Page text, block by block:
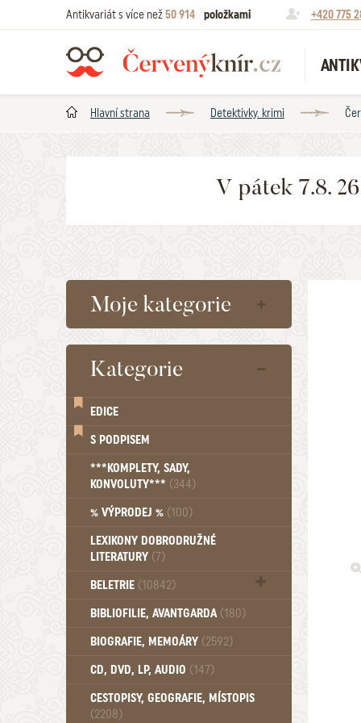
Antikvariát s více než50 914 položkami +420 775
Hlavní strana Detektivky. krimi
V pátek 7.8.
Moje kategorie
Kategorie
EDICE
S PODPISEM
***KOMPLETY, SADY,
KONVOLUTY*** (344)
% VÝPRODEJ % (100)
LEXIKONY DOBRODRUŽNÉ
LITERATURY (7)
BELETRIE (10842)
Beletrie - Historická (1388)
Beletrie - Povídky (1758)
Beletrie - Válečné romány (489)
Beletrie - Ženské a dívčí romány
(1522)
BIBLIOFILIE, AVANTGARDA (180)
BIOGRAFIE, MEMOÁRY (2592)
CD, DVD, LP, AUDIO (147)
CESTOPISY, GEOGRAFIE, MÍSTOPIS
(2208)